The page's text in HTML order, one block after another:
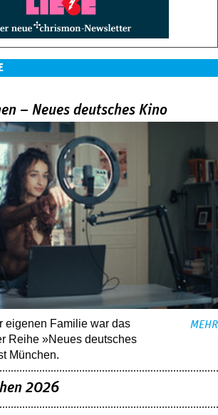
– Neues deutsches Kino
eigenen Familie war das
Reihe »Neues deutsches
München.
MEHR
2026